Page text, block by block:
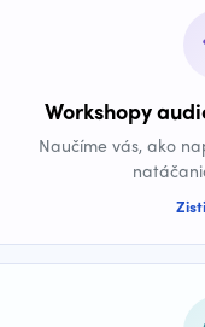
Workshopy
Naučíme vás, ako